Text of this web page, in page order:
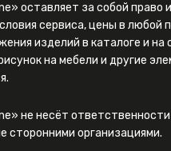
оставляет за собой право
сервиса, цены в любой
изделий в каталоге и на
на мебели и другие
не несёт ответственности
сторонними организациями.